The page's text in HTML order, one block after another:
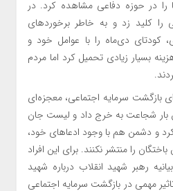
را در حوزه دفاعی مشاهده کرد. در
را کلید زد و به خاطر برخوردهای
دی‌ماه را با عوامل خود و
بسیار زیادی تحمیل کرد اما مردم
بازگشت سرمایه اجتماعی، معجزه‌ای
بار شجاعت به خرج داد و لیست جان
و دشمن هم با وجود ادعاهای خود،
را منتشر نکنند. برای این افراد
رهبر شهید انقلاب درباره شهید
مهمی در بازگشت سرمایه اجتماعی